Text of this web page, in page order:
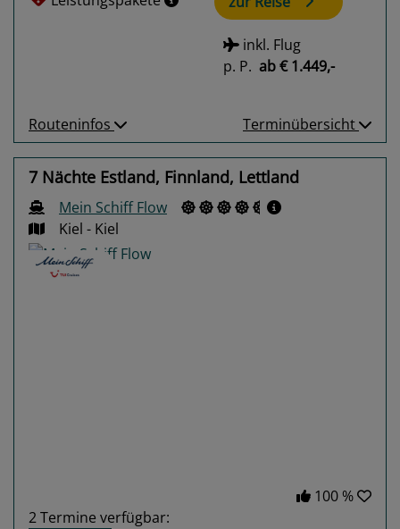
inkl. Flug
p. P. ab€ 1.449,-
Routeninfos Terminübersicht
7 Nächte Estland, Finnland, Lettland
Mein Schiff Flow
Kiel - Kiel
100 %
2Termine verfügbar: